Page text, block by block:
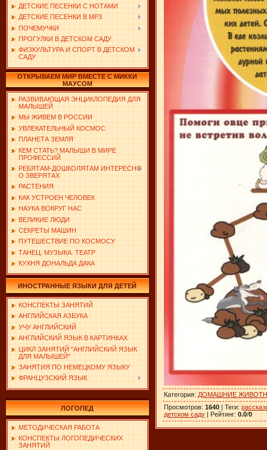
ДЕТСКИЕ ПЕСЕНКИ С НОТАМИ
ДЕТСКИЕ ПЕСЕНКИ В MP3
ПОЧЕМУЧКИ
ПРОГУЛКИ В ДЕТСКОМ САДУ
ФИЗКУЛЬТУРА И СПОРТ В ДЕТСКОМ
САДУ
ОТКРЫВАЕМ МИР ВМЕСТЕ С МИККИ
МАУСОМ
РАЗВИВАЮЩАЯ ЭНЦИКЛОПЕДИЯ ДЛЯ
МАЛЫШЕЙ
МЫ ЖИВЕМ В РОССИИ
УВЛЕКАТЕЛЬНЫЙ КОСМОС
ПЛАНЕТА ЗЕМЛЯ
КЕМ СТАТЬ? МАЛЫШИ В МИРЕ
ПРОФЕССИЙ
РЕБЯТАМ-ДОШКОЛЯТАМ ИНТЕРЕСНО
О ЗВЕРЯТАХ
РАСТЕНИЯ
КАК УСТРОЕН ЧЕЛОВЕК
НАУКА ВОКРУГ НАС
ВЕЛИКИЕ ЛЮДИ
СЕКРЕТЫ МАШИН
ПУТЕШЕСТВИЕ ПО КОСМОСУ
ТАНЕЦ. МУЗЫКА. ТЕАТР
КУХНЯ ДОНАЛЬДА ДАКА
ИНОСТРАННЫЕ ЯЗЫКИ ДЛЯ ДЕТЕЙ
КОНСПЕКТЫ ЗАНЯТИЙ
АНГЛИЙСКАЯ АЗБУКА
УЧУ АНГЛИЙСКИЙ
АНГЛИЙСКИЙ ЯЗЫК В КАРТИНКАХ
ЦИКЛ ЗАНЯТИЙ "АНГЛИЙСКИЙ ЯЗЫК
ДЛЯ МАЛЫШЕЙ"
ЗАНЯТИЯ ПО НЕМЕЦКОМУ ЯЗЫКУ
ФРАНЦУЗСКИЙ ЯЗЫК
ЛОГОПЕД
МЕТОДИЧЕСКАЯ РАБОТА
КОНСПЕКТЫ ЛОГОПЕДИЧЕСКИХ
ЗАНЯТИЙ
Категория: ДОМАШНИЕ
Просмотров: 1640 | Теги:
детском саду | Рейтинг: 0.0/0